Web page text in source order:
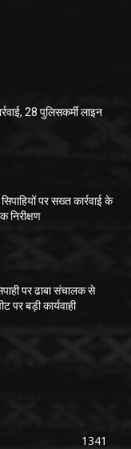
28 पुलिसकर्मी लाइन
पर सख्त कार्रवाई के
निरीक्षण
पर ढाबा संचालक से
पर बड़ी कार्यवाही
1341